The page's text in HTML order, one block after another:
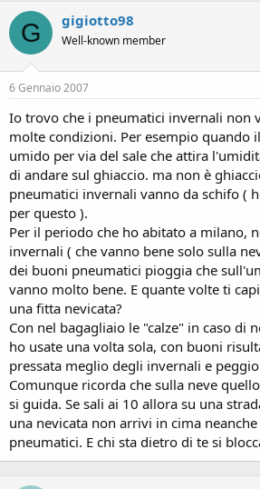
G gigiotto98
Well-known member
6 Gennaio 2007
Io trovo che i pneumatici invernali non
molte condizioni. Per esempio quando
umido per via del sale che attira
di andare sul ghiaccio. ma non è
pneumatici invernali vanno da schifo (
per questo ).
Per il periodo che ho abitato a milano,
invernali ( che vanno bene solo sulla
dei buoni pneumatici pioggia che
vanno molto bene. E quante volte ti
una fitta nevicata?
Con nel bagagliaio le "calze" in caso di
ho usate una volta sola, con buoni
pressata meglio degli invernali e
Comunque ricorda che sulla neve
si guida. Se sali ai 10 allora su una
una nevicata non arrivi in cima
pneumatici. E chi sta dietro di te si